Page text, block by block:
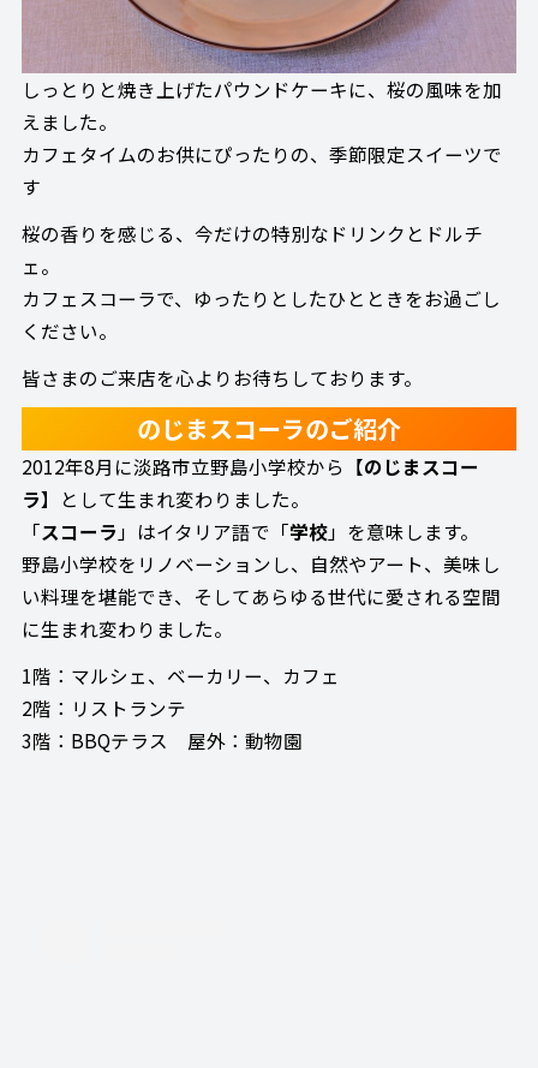
しっとりと焼き上げたパウンドケーキに、桜の風味を加
えました。
カフェタイムのお供にぴったりの、季節限定スイーツで
す
桜の香りを感じる、今だけの特別なドリンクとドルチ
ェ。
カフェスコーラで、ゆったりとしたひとときをお過ごし
ください。
皆さまのご来店を心よりお待ちしております。
のじまスコーラのご紹介
2012年8月に淡路市立野島小学校から【のじまスコー
ラ】として生まれ変わりました。
「スコーラ 」はイタリア語で「学校」を意味します。
野島小学校をリノベーションし、自然やアート、美味し
い料理を堪能でき、そしてあらゆる世代に愛される空間
に生まれ変わりました。
1階：マルシェ、ベーカリー、カフェ
2階：リストランテ
3階：BBQテラス 屋外：動物園